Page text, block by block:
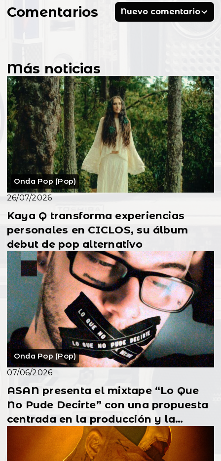
Comentarios Nuevo comentario
Más noticias
Onda Pop (Pop)
26/07/2026
Kaya Q transforma experiencias
personales en CICLOS, su álbum
debut de pop alternativo
Onda Pop (Pop)
07/06/2026
ASAN presenta el mixtape “Lo Que
No Pude Decirte” con una propuesta
centrada en la producción y la
participación de s...